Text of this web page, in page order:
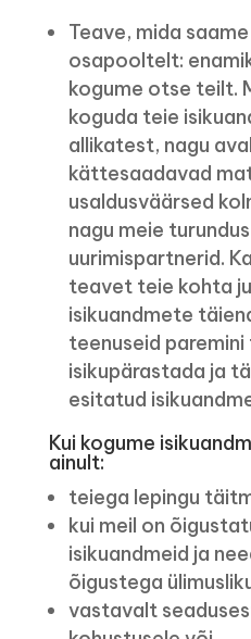
Teave, mida
osapooltelt:
kogume otse teilt.
koguda teie
allikatest, nagu
kättesaadavad
usaldusväärsed
nagu meie
uurimispartnerid.
teavet teie kohta
isikuandmete
teenuseid
isikupärastada ja
esitatud
Kui kogume
ainult:
teiega lepingu
kui meil on
isikuandmeid ja
õigustega
vastavalt